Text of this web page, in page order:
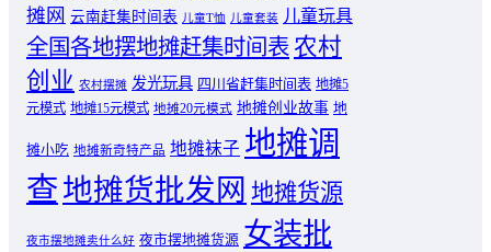
摊网 云南赶集时间表 儿童T恤 儿童套装 儿童玩具
全国各地摆地摊赶集时间表 农村
创业 农村摆摊 发光玩具 四川省赶集时间表 地摊5
元模式 地摊15元模式 地摊20元模式 地摊创业故事 地
摊小吃 地摊新奇特产品 地摊袜子 地摊调
查地摊货批发网 地摊货源
夜市摆地摊卖什么好 夜市摆地摊货源 女装批